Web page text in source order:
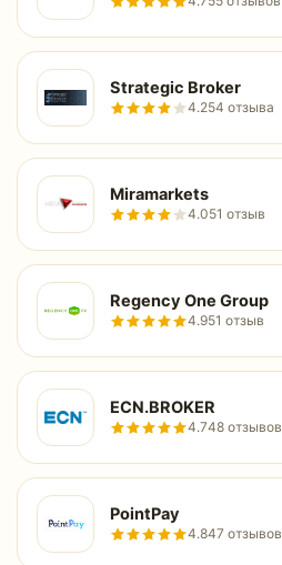
Strategic Broker
4.254 отзыва
Miramarkets
4.051 отзыв
Regency One Group
4.951 отзыв
ECN.BROKER
4.748 отзывов
PointPay
4.847 отзывов